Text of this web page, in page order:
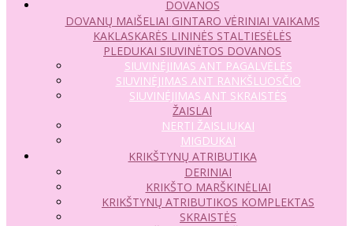
DOVANOS
DOVANŲ MAIŠELIAI GINTARO VĖRINIAI VAIKAMS
KAKLASKARĖS LININĖS STALTIESĖLĖS
PLEDUKAI SIUVINĖTOS DOVANOS
SIUVINĖJIMAS ANT PAGALVĖLĖS
SIUVINĖJIMAS ANT RANKŠLUOSČIO
SIUVINĖJIMAS ANT SKRAISTĖS
ŽAISLAI
NERTI ŽAISLIUKAI
MIGDUKAI
KRIKŠTYNŲ ATRIBUTIKA
DERINIAI
KRIKŠTO MARŠKINĖLIAI
KRIKŠTYNŲ ATRIBUTIKOS KOMPLEKTAS
SKRAISTĖS